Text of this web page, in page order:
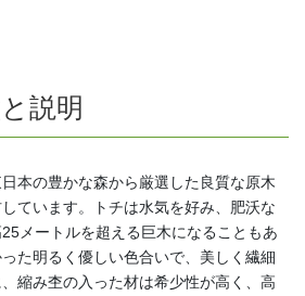
説明
本の豊かな森から厳選した良質な原木
ています。トチは水気を好み、肥沃な
メートルを超える巨木になることもあ
た明るく優しい色合いで、美しく繊細
縮み杢の入った材は希少性が高く、高